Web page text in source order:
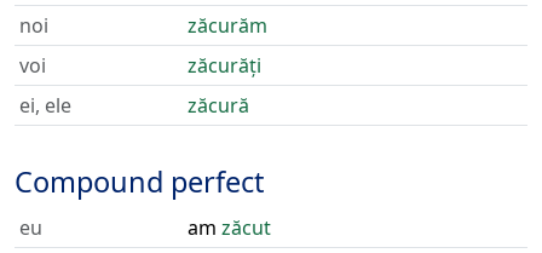
noi
zăcurăm
voi
zăcurăți
ei, ele
zăcură
Compound perfect
eu am zăcut